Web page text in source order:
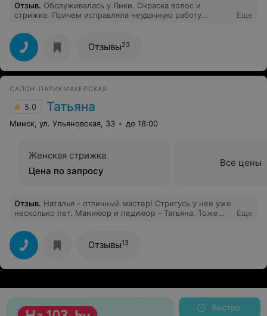
Отзыв. Обслуживалась у Лики. Окраска волос и
стрижка. Причем исправляла неудачную работу
приятный человек, осталась очень довольна. Все на
высшем уровне. Окраска ровная, стрижка
укладывается идеально дома самострятельно ( это
очень важно! Именно это и является показателем
качественной стрижки!) Вообщем все рекомендую
внимательный. Успехов и процветания этой чудесной
Еще
Отзывы23
САЛОН-ПАРИКМАХЕРСКАЯ
5.0 Татьяна
Минск, ул. Ульяновская, 33 до 18:00
Женская стрижка
Цена по запросу
Все цены
Отзыв. Наталья - отличный мастер! Стригусь у нее уже
несколько лет. Маникюр и педикюр - Татьяна. Тоже
Еще
Отзывы13